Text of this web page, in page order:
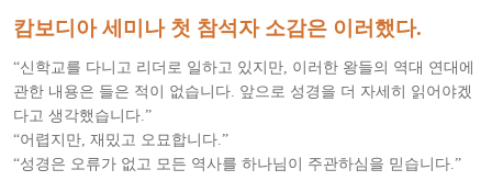
캄보디아 세미나 첫 참석자 소감은 이러했다.
“신학교를 다니고 리더로 일하고 있지만, 이러한 왕들의 역대 연대에
관한 내용은 들은 적이 없습니다. 앞으로 성경을 더 자세히 읽어야겠
다고 생각했습니다.”
“어렵지만, 재밌고 오묘합니다.”
“성경은 오류가 없고 모든 역사를 하나님이 주관하심을 믿습니다.”